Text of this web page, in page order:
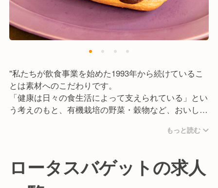
"私たちが飲食事業を始めた1993年から続けているこ
とは素材へのこだわりです。
「健康は日々の食生活によって支えられている」とい
う考えのもと、有機栽培の野菜・穀物など、おいしく
酵母は、白神こだま酵母、びわ酵母、自家製ルヴァン
野菜も有機栽培にこだわり、ハム、ウィンナー、バタ
ー等はその牛や豚の餌までこだわり材料を吟味してい
ます。
もっと読む
ロータスバゲットの求人